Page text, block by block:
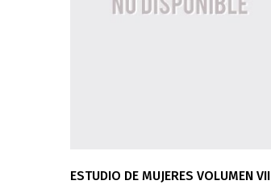
ESTUDIO DE MUJERES VOLUMEN VII